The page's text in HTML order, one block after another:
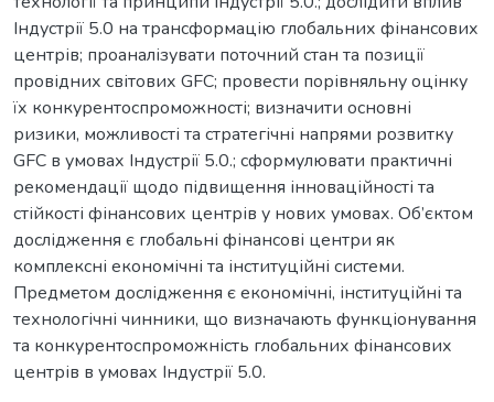
Індустрії 5.0 на трансформацію глобальних фінансових
центрів; проаналізувати поточний стан та позиції
провідних світових GFC; провести порівняльну оцінку
їх конкурентоспроможності; визначити основні
ризики, можливості та стратегічні напрями розвитку
GFC в умовах Індустрії 5.0.; сформулювати практичні
рекомендації щодо підвищення інноваційності та
стійкості фінансових центрів у нових умовах. Об’єктом
дослідження є глобальні фінансові центри як
комплексні економічні та інституційні системи.
Предметом дослідження є економічні, інституційні та
технологічні чинники, що визначають функціонування
та конкурентоспроможність глобальних фінансових
центрів в умовах Індустрії 5.0.